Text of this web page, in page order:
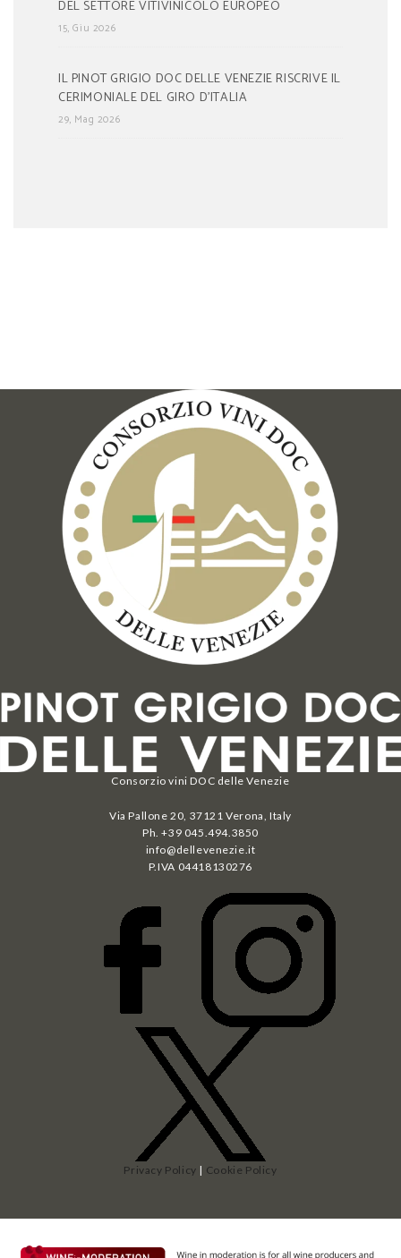
DEL SETTORE VITIVINICOLO EUROPEO
15, Giu 2026
IL PINOT GRIGIO DOC DELLE VENEZIE RISCRIVE IL
CERIMONIALE DEL GIRO D’ITALIA
29, Mag 2026
Consorzio vini DOC delle Venezie
Via Pallone 20, 37121 Verona, Italy
Ph. +39 045.494.3850
info@dellevenezie.it
P.IVA 04418130276
Privacy Policy | Cookie Policy